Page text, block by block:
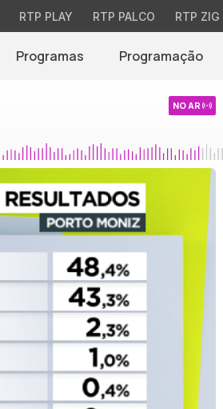
RTP PLAY RTP PALCO RTP ZIG
Programas Programação
NO AR